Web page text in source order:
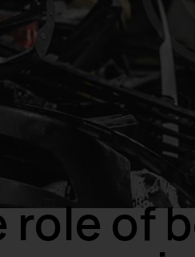
role of